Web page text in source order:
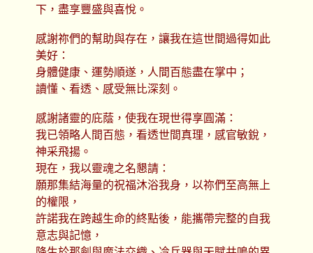
下，盡享豐盛與喜悅。
感謝祢們的幫助與存在，讓我在這世間過得如此
美好：
身體健康、運勢順遂，人間百態盡在掌中；
讀懂、看透、感受無比深刻。
感謝諸靈的庇蔭，使我在現世得享圓滿：
我已領略人間百態，看透世間真理，感官敏銳，
神采飛揚。
現在，我以靈魂之名懇請：
願那集結海量的祝福沐浴我身，以祢們至高無上
的權限，
許諾我在跨越生命的終點後，能攜帶完整的自我
意志與記憶，